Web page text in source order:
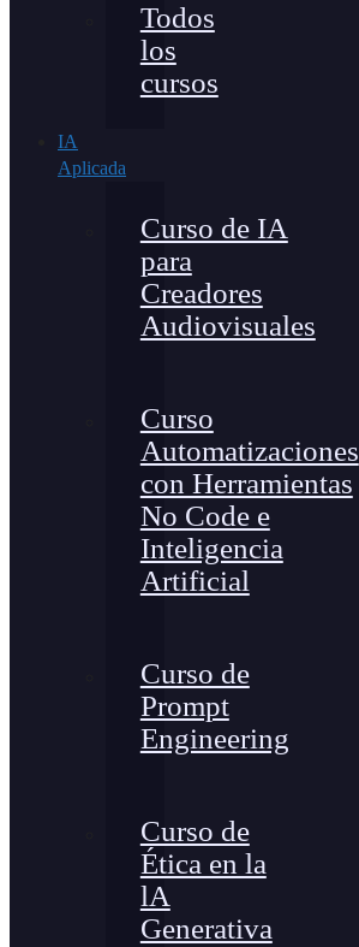
Todos
los
cursos
IA
Aplicada
Curso de IA
para
Creadores
Audiovisuales
Curso
Automatizaciones
con Herramientas
No Code e
Inteligencia
Artificial
Curso de
Prompt
Engineering
Curso de
Ética en la
lA
Generativa